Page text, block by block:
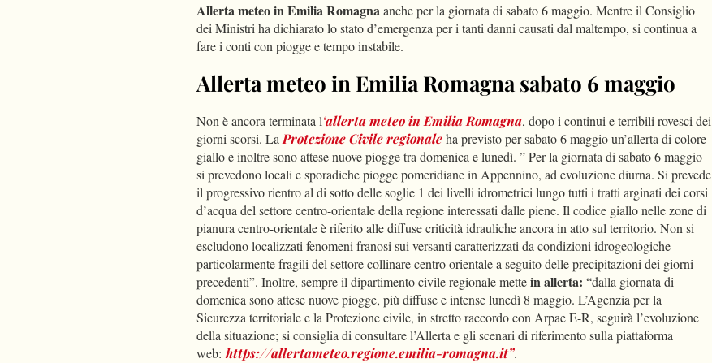
Allerta meteo in Emilia Romagnaanche per la giornata di sabato 6 maggio. Mentre il Consiglio
dei Ministri ha dichiarato lo stato d’emergenza per i tanti danni causati dal maltempo, si continua a
fare i conti con piogge e tempo instabile.
Allerta meteo in Emilia Romagna sabato 6 maggio
Non è ancora terminata l‘allerta meteo in Emilia Romagna, dopo i continui e terribili rovesci dei
giorni scorsi. LaProtezione Civile regionaleha previsto per sabato 6 maggio un’allerta di colore
giallo e inoltre sono attese nuove piogge tra domenica e lunedì. ” Per la giornata di sabato 6 maggio
si prevedono locali e sporadiche piogge pomeridiane in Appennino, ad evoluzione diurna. Si prevede
il progressivo rientro al di sotto delle soglie 1 dei livelli idrometrici lungo tutti i tratti arginati dei corsi
d’acqua del settore centro-orientale della regione interessati dalle piene. Il codice giallo nelle zone di
pianura centro-orientale è riferito alle diffuse criticità idrauliche ancora in atto sul territorio. Non si
escludono localizzati fenomeni franosi sui versanti caratterizzati da condizioni idrogeologiche
particolarmente fragili del settore collinare centro orientale a seguito delle precipitazioni dei giorni
precedenti”. Inoltre, sempre il dipartimento civile regionale mettein allerta: “dalla giornata di
domenica sono attese nuove piogge, più diffuse e intense lunedì 8 maggio. L’Agenzia per la
Sicurezza territoriale e la Protezione civile, in stretto raccordo con Arpae E-R, seguirà l’evoluzione
della situazione; si consiglia di consultare l’Allerta e gli scenari di riferimento sulla piattaforma
web:https://allertameteo.regione.emilia-romagna.it”.